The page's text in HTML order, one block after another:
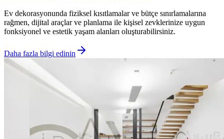
Ev dekorasyonunda fiziksel kısıtlamalar ve bütçe sınırlamalarına
rağmen, dijital araçlar ve planlama ile kişisel zevklerinize uygun
fonksiyonel ve estetik yaşam alanları oluşturabilirsiniz.
Daha fazla bilgi edinin